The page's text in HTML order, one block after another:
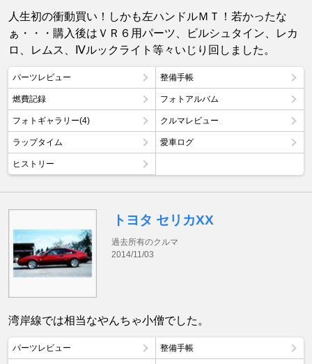
人生初の衝動買い！しかも左ハンドルＭＴ！若かったな
ぁ・・・購入後はＶＲ６用パーツ、ビルシュタイン、レカ
ロ、レムス、Ⅳルックライト等々いじり回しました。
パーツレビュー 整備手帳
燃費記録 フォトアルバム
フォトギャラリー(4) クルマレビュー
ラップタイム 愛車ログ
ヒストリー
トヨタ セリカXX
過去所有のクルマ
2014/11/03
湾岸線では相当なやんちゃ小僧でした。
パーツレビュー 整備手帳